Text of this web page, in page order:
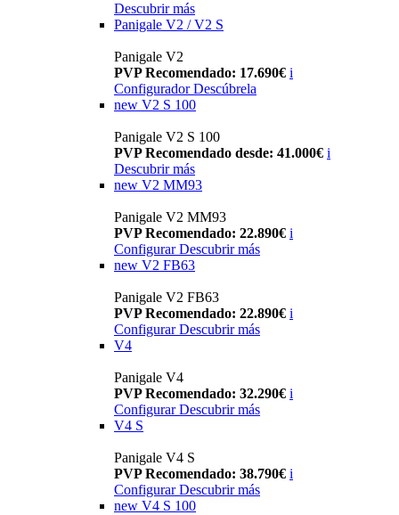
Descubrir más
Panigale V2 / V2 S
Panigale V2
PVP Recomendado: 17.690€ i
Configurador Descúbrela
new V2 S 100
Panigale V2 S 100
PVP Recomendado desde: 41.000€ i
Descubrir más
new V2 MM93
Panigale V2 MM93
PVP Recomendado: 22.890€ i
Configurar Descubrir más
new V2 FB63
Panigale V2 FB63
PVP Recomendado: 22.890€ i
Configurar Descubrir más
V4
Panigale V4
PVP Recomendado: 32.290€ i
Configurar Descubrir más
V4 S
Panigale V4 S
PVP Recomendado: 38.790€ i
Configurar Descubrir más
new V4 S 100